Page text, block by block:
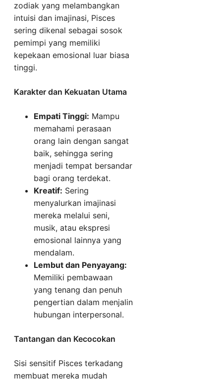
zodiak yang melambangkan
intuisi dan imajinasi, Pisces
sering dikenal sebagai sosok
pemimpi yang memiliki
kepekaan emosional luar biasa
tinggi.
Karakter dan Kekuatan Utama
Empati Tinggi: Mampu
memahami perasaan
orang lain dengan sangat
baik, sehingga sering
menjadi tempat bersandar
bagi orang terdekat.
Kreatif: Sering
menyalurkan imajinasi
mereka melalui seni,
musik, atau ekspresi
emosional lainnya yang
mendalam.
Lembut dan Penyayang:
Memiliki pembawaan
yang tenang dan penuh
pengertian dalam menjalin
hubungan interpersonal.
Tantangan dan Kecocokan
Sisi sensitif Pisces terkadang
membuat mereka mudah